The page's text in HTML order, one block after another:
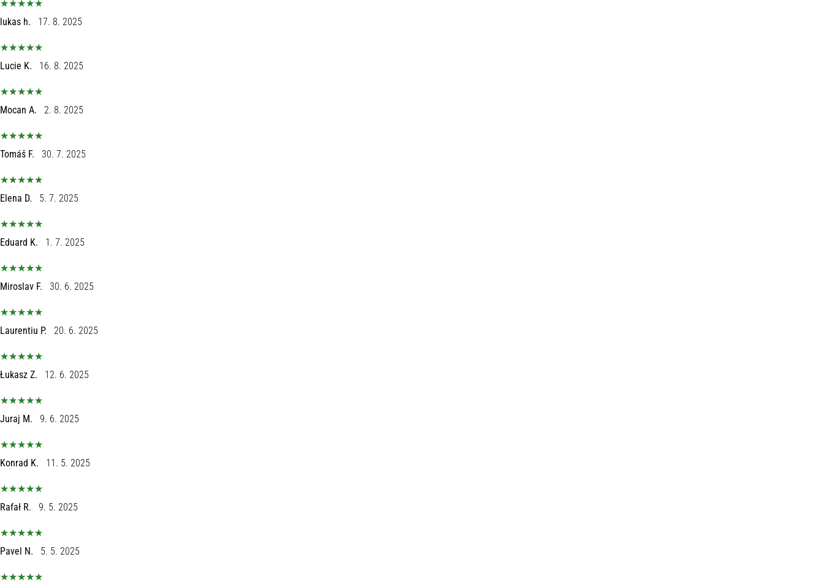
lukas h. 17. 8. 2025
Lucie K. 16. 8. 2025
Mocan A. 2. 8. 2025
Tomáš F. 30. 7. 2025
Elena D. 5. 7. 2025
Eduard K. 1. 7. 2025
Miroslav F. 30. 6. 2025
Laurentiu P. 20. 6. 2025
Łukasz Z. 12. 6. 2025
Juraj M. 9. 6. 2025
Konrad K. 11. 5. 2025
Rafał R. 9. 5. 2025
Pavel N. 5. 5. 2025